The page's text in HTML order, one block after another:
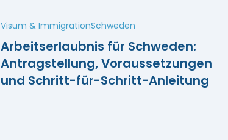
Visum & ImmigrationSchweden
Arbeitserlaubnis für Schweden:
Antragstellung, Voraussetzungen
und Schritt-für-Schritt-Anleitung